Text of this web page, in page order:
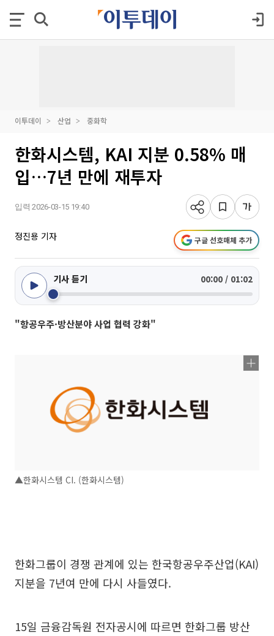
이투데이 산업 중화학
한화시스템, KAI 지분 0.58% 매
입…7년 만에 재투자
입력 2026-03-15 19:40
정진용 기자 구글 선호매체 추가
기사 듣기 00:00 / 01:02
"항공우주·방산분야 사업 협력 강화"
▲한화시스템 CI. (한화시스템)
한화그룹이 경쟁 관계에 있는 한국항공우주산업(KAI)
지분을 7년여 만에 다시 사들였다.
15일 금융감독원 전자공시에 따르면 한화그룹 방산